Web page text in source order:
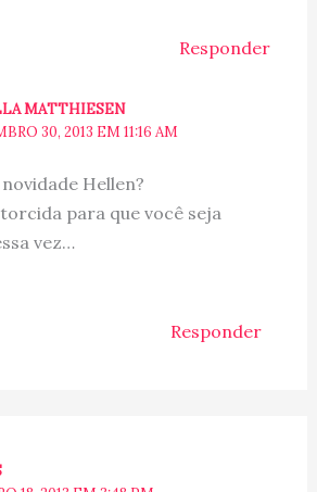
Responder
MATTHIESEN
30, 2013 EM 11:16 AM
Hellen?
para que você seja
vez…
Responder